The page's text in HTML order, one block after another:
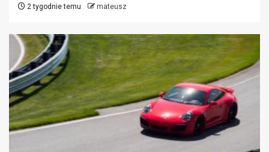
2 tygodnie temu mateusz